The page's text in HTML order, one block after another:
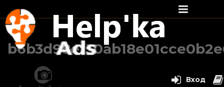
Перейти
содержимому
Вход